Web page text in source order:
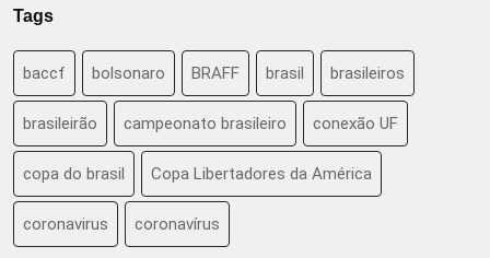
Tags
baccf bolsonaro BRAFF brasil brasileiros
brasileirão campeonato brasileiro conexão UF
copa do brasil Copa Libertadores da América
coronavirus coronavírus